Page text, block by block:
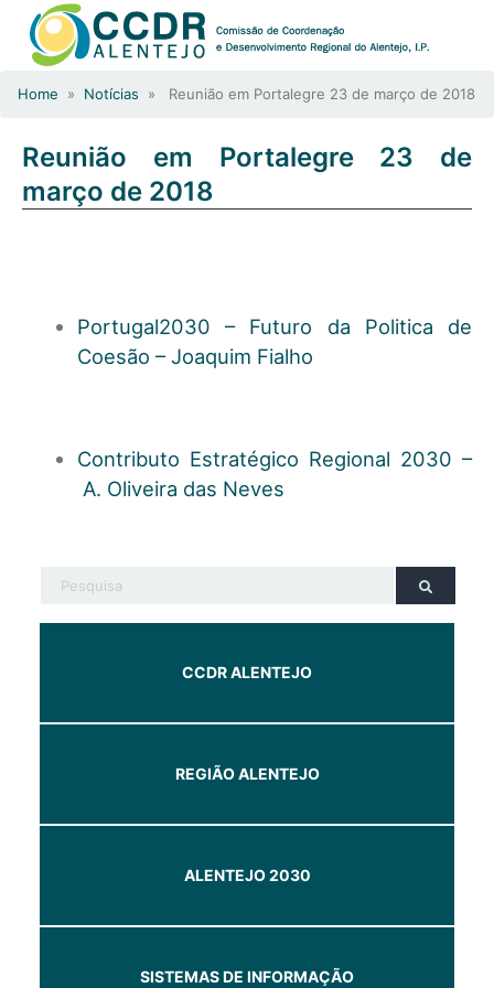
Home » Notícias » Reunião em Portalegre 23 de março de 2018
Reunião em Portalegre 23 de
março de 2018
Portugal2030 – Futuro da Politica de
Coesão – Joaquim Fialho
Contributo Estratégico Regional 2030 –
A. Oliveira das Neves
CCDR ALENTEJO
REGIÃO ALENTEJO
ALENTEJO 2030
SISTEMAS DE INFORMAÇÃO